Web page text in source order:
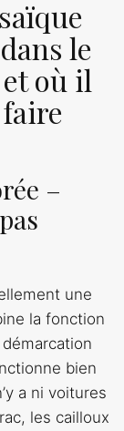
le
où il
–
une
la fonction
bien
a ni voitures
les cailloux